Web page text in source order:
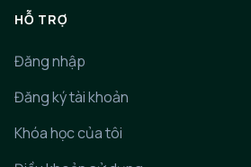
HỖ TRỢ
Đăng nhập
Đăng ký tài khoản
Khóa học của tôi